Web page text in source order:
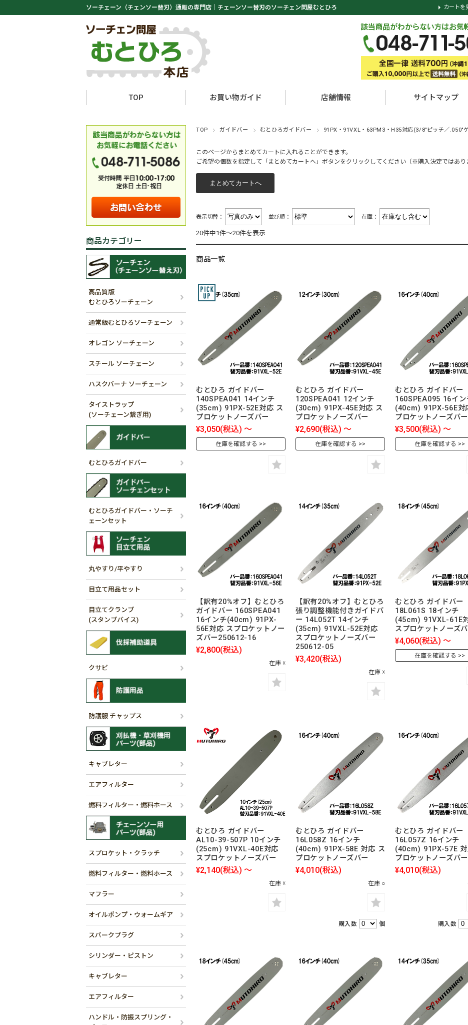
ソーチェーン（チェンソー替刃）通販の専門店｜ チェーンソー替刃のソーチェン問屋むとひろ カートを
TOP お買い物ガイド 店舗情報 サイトマップ
TOP ガイドバー むとひろガイドバー 91PX・91VXL・63PM3・H35対応(3/8"ピッチ／.050"
このページからまとめてカートに入れることができます。
ご希望の個数を指定して「まとめてカートへ」ボタンをクリックしてください（※購入決定ではあり
表示切替： 並び順： 在庫：
20件中1件～20件を表示
商品一覧
むとひろ ガイドバー
140SPEA041 14インチ
(35cm) 91PX-52E対応 ス
プロケットノーズバー
¥3,050(税込) ～
在庫を確認する
むとひろ ガイドバー
120SPEA041 12インチ
(30cm) 91PX-45E対応 ス
プロケットノーズバー
¥2,690(税込) ～
在庫を確認する
むとひろ ガイドバー
160SPEA095 16イン
(40cm) 91PX-56E対
プロケットノーズバー
¥3,500(税込) ～
在庫を確認する
【訳有20%オフ】むとひろ
ガイドバー 160SPEA041
16インチ(40cm) 91PX-
56E対応 スプロケットノー
ズバー250612-16
¥2,800(税込)
在庫 ☓
【訳有20%オフ】むとひろ
張り調整機能付きガイドバ
ー 14L052T 14インチ
(35cm) 91VXL-52E対応
スプロケットノーズバー
250612-05
¥3,420(税込)
在庫 ☓
むとひろ ガイドバー
18L061S 18インチ
(45cm) 91VXL-61E
スプロケットノーズ
¥4,060(税込) ～
在庫を確認する
むとひろ ガイドバー
AL10-39-507P 10インチ
(25cm) 91VXL-40E対応
スプロケットノーズバー
¥2,140(税込) ～
在庫 ☓
むとひろ ガイドバー
16L058Z 16インチ
(40cm) 91PX-58E 対応 ス
プロケットノーズバー
¥4,010(税込)
在庫 ○
購入数 個
むとひろ ガイドバー
16L057Z 16インチ
(40cm) 91PX-57E 対
プロケットノーズバー
¥4,010(税込)
購入数
商品カテゴリー
高品質版
むとひろソーチェーン
通常版むとひろソーチェーン
オレゴン ソーチェーン
スチール ソーチェーン
ハスクバーナ ソーチェーン
タイストラップ
(ソーチェーン繋ぎ用)
むとひろガイドバー
むとひろガイドバー・ソーチ
ェーンセット
丸やすり/平やすり
目立て用品セット
目立てクランプ
(スタンプバイス)
クサビ
防護服 チャップス
キャブレター
エアフィルター
燃料フィルター・燃料ホース
スプロケット・クラッチ
燃料フィルター・燃料ホース
マフラー
オイルポンプ・ウォームギア
スパークプラグ
シリンダー・ピストン
キャブレター
エアフィルター
ハンドル・防振スプリング・